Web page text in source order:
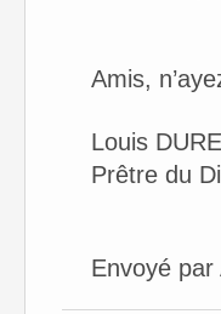
Amis,
Louis
Prêtre du
Envoyé par